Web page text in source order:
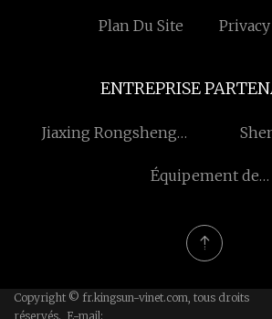
Plan Du Site
ENTREPRISE
Jiaxing Rongsheng
Équipement de
Shanghai Kansa.
Copyright © fr.kingsun-vinet.com, tous droits
réservés. E-mail: